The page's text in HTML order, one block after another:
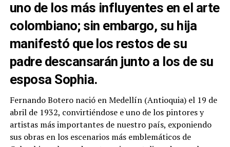
uno de los más influyentes en el arte
colombiano; sin embargo, su hija
manifestó que los restos de su
padre descansarán junto a los de su
esposa Sophia.
Fernando Botero nació en Medellín (Antioquia) el 19 de
abril de 1932, convirtiéndose e uno de los pintores y
artistas más importantes de nuestro país, exponiendo
sus obras en los escenarios más emblemáticos de